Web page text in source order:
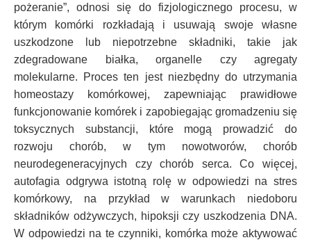
pożeranie”, odnosi się do fizjologicznego procesu, w
którym komórki rozkładają i usuwają swoje własne
uszkodzone lub niepotrzebne składniki, takie jak
zdegradowane białka, organelle czy agregaty
molekularne. Proces ten jest niezbędny do utrzymania
homeostazy komórkowej, zapewniając prawidłowe
funkcjonowanie komórek i zapobiegając gromadzeniu się
toksycznych substancji, które mogą prowadzić do
rozwoju chorób, w tym nowotworów, chorób
neurodegeneracyjnych czy chorób serca. Co więcej,
autofagia odgrywa istotną rolę w odpowiedzi na stres
komórkowy, na przykład w warunkach niedoboru
składników odżywczych, hipoksji czy uszkodzenia DNA.
W odpowiedzi na te czynniki, komórka może aktywować